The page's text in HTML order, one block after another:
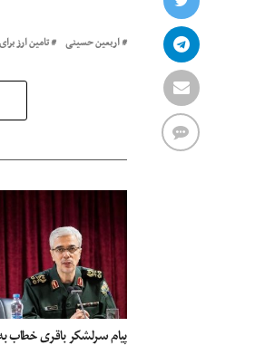
اربعین حسینی تامین ارز
پیام سرلشکر باقری خطاب